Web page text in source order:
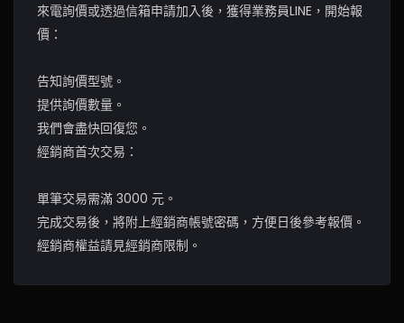
來電詢價或透過信箱申請加入後，獲得業務員LINE，開始報
價：
告知詢價型號。
提供詢價數量。
我們會盡快回復您。
經銷商首次交易：
單筆交易需滿 3000 元。
完成交易後，將附上經銷商帳號密碼，方便日後參考報價。
經銷商權益請見經銷商限制。